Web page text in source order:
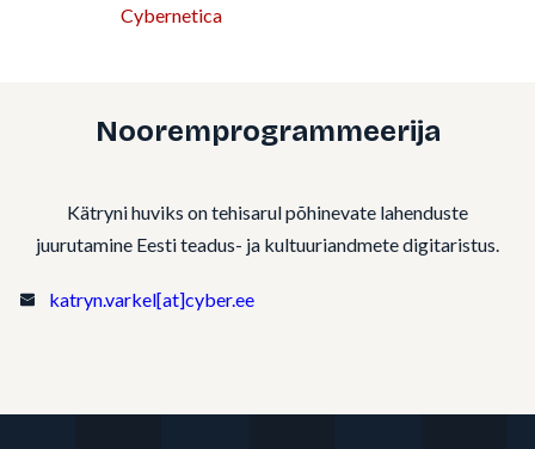
Cybernetica
Nooremprogrammeerija
Kätryni huviks on tehisarul põhinevate lahenduste
juurutamine Eesti teadus- ja kultuuriandmete digitaristus.
katryn.varkel[at]cyber.ee